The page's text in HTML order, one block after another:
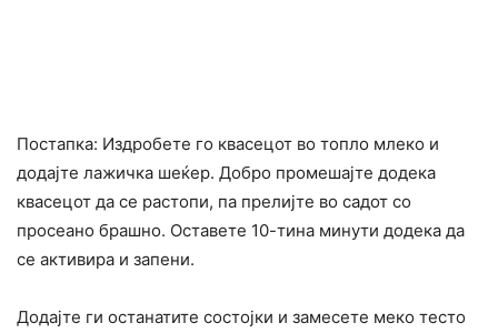
Постапка: Издробете го квасецот во топло млеко и
додајте лажичка шеќер. Добро промешајте додека
квасецот да се растопи, па прелијте во садот со
просеано брашно. Оставете 10-тина минути додека да
се активира и запени.
Додајте ги останатите состојки и замесете меко тесто